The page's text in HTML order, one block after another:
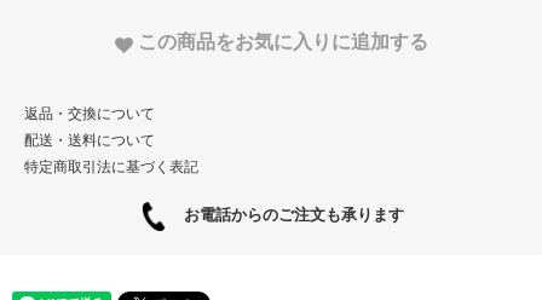
この商品をお気に入りに追加する
返品・交換について
配送・送料について
特定商取引法に基づく表記
お電話からのご注文も承ります